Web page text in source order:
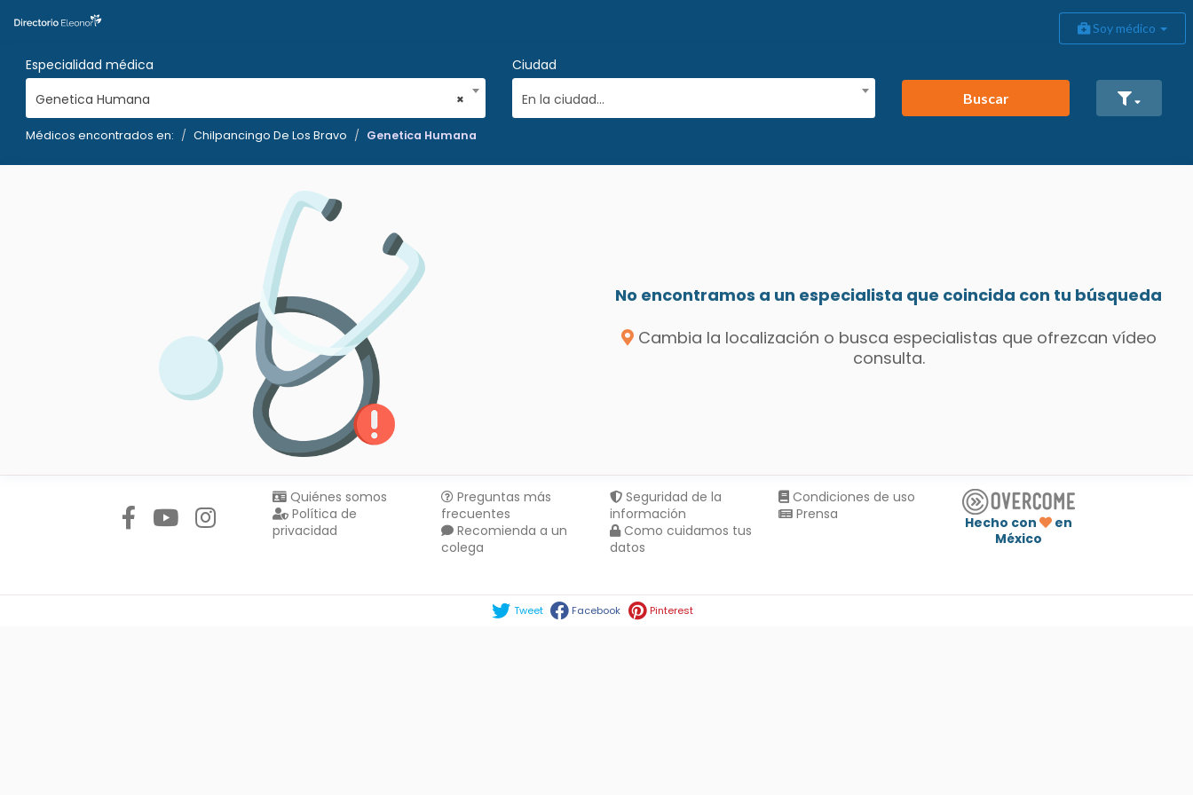
Soy médico
Especialidad médica
×
Genetica Humana
Ciudad
En la ciudad...
Buscar
Médicos encontrados en: Chilpancingo De Los Bravo Genetica Humana
No encontramos a un especialista que coincida con tu búsqueda
Cambia la localización o busca especialistas que ofrezcan vídeo
consulta.
Quiénes somos
Política de
privacidad
Preguntas más
frecuentes
Recomienda a un
colega
Seguridad de la
información
Como cuidamos tus
datos
Condiciones de uso
Prensa
Hecho con
en
México
Tweet Facebook Pinterest